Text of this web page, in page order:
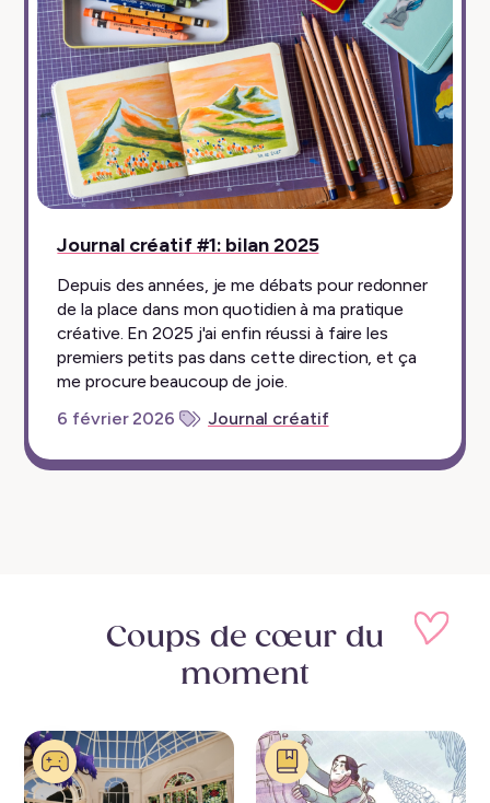
épinglé
Journal créatif #1: bilan 2025
Depuis des années, je me débats pour redonner
de la place dans mon quotidien à ma pratique
créative. En 2025 j'ai enfin réussi à faire les
premiers petits pas dans cette direction, et ça
me procure beaucoup de joie.
6 février 2026
Journal créatif
Coups de cœur du
moment